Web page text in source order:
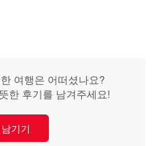
여행은 어떠셨나요?
한 후기를 남겨주세요!
기기